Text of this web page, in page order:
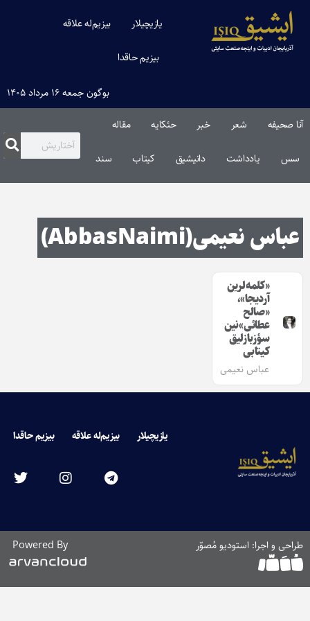
یازیچیلار بیزیم‌له علاقه
بیزیم حاقدا
بوگون جمعه ۱۶ مرداد ۱۴۰۵
آنا صحیفه شعر خبر حئکایه مقاله‌
سس یادداشت دانیشیق کیتاب سند
عباس نعیمی(AbbasNaimi)
«کلمه‌لرین
آردیجا»،
«صالح
عطائی»‌نین
سؤزبازلیق
کیتابی
عباس نعیمی
یازیچیلار بیزیم‌له علاقه بیزیم حاقدا
طراحی و اجرا: استودیو مُصوّر Powered By